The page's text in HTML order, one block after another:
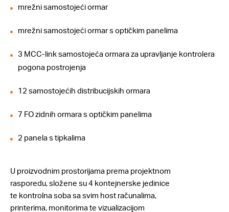
mrežni samostojeći ormar
mrežni samostojeći ormar s optičkim panelima
3 MCC-link samostojeća ormara za upravljanje kontrolera
pogona postrojenja
12 samostojećih distribucijskih ormara
7 FO zidnih ormara s optičkim panelima
2 panela s tipkalima
U proizvodnim prostorijama prema projektnom
rasporedu, složene su 4 kontejnerske jedinice
te kontrolna soba sa svim host računalima,
printerima, monitorima te vizualizacijom